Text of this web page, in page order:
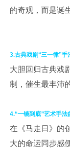
的奇观，而是诞
3.古典戏剧“三一律”手
大胆回归古典戏
制，催生最丰沛
4.“一镜到底”艺术手法
在《马走日》的
大的命运同步感